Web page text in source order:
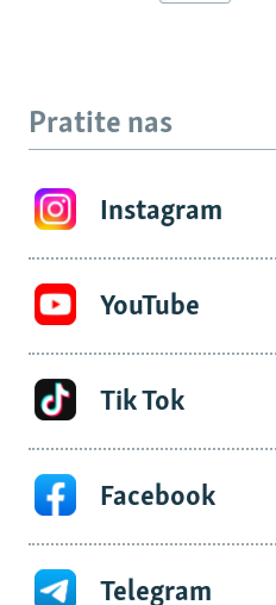
Pratite nas
Instagram
YouTube
Tik Tok
Facebook
Telegram